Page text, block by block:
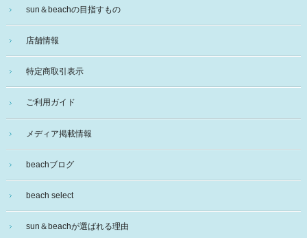
sun＆beachの目指すもの
店舗情報
特定商取引表示
ご利用ガイド
メディア掲載情報
beachブログ
beach select
sun＆beachが選ばれる理由